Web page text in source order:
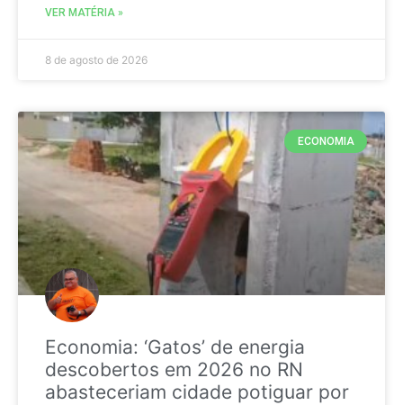
VER MATÉRIA »
8 de agosto de 2026
ECONOMIA
Economia: ‘Gatos’ de energia
descobertos em 2026 no RN
abasteceriam cidade potiguar por